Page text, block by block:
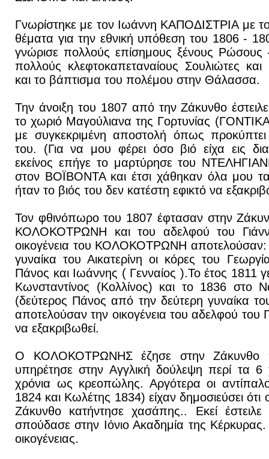
Γνωρίστηκε με τον Ιωάννη ΚΑΠΟΔΙΣΤΡΙΑ με
θέματα για την εθνική υπόθεση του 1806 -
γνώρισε πολλούς επίσημους ξένους Ρώσους
πολλούς κλεφτοκαπεταναίους Σουλιώτες
και το βάπτισμα του πολέμου στην Θάλασσα.
Την άνοιξη του 1807 από την Ζάκυνθο
το χωριό Μαγούλιανα της Γορτυνίας
με συγκεκριμένη αποστολή όπως
του. (Για να μου φέρει όσο βιό είχα εις
εκείνος επήγε το μαρτύρησε του
στον ΒΟΪΒΟΝΤΑ και έτσι χάθηκαν όλα μου
ήταν το βιός του δεν κατέστη εφικτό να
Τον φθινόπωρο του 1807 έφτασαν στην
ΚΟΛΟΚΟΤΡΩΝΗ και του αδελφού του
οικογένεια του ΚΟΛΟΚΟΤΡΩΝΗ
γυναίκα του Αικατερίνη οι κόρες του
Πάνος και Ιωάννης ( Γενναίος ).Το έτος 1811
Κωνσταντίνος (Κολλίνος) και το 1836 στο
(δεύτερος Πάνος από την δεύτερη γυναίκα
αποτελούσαν την οικογένεια του αδελφού του
να εξακριβωθεί.
Ο ΚΟΛΟΚΟΤΡΩΝΗΣ έζησε στην Ζάκυνθο
υπηρέτησε στην Αγγλική δούλεψη περί τα 6
χρόνια ως κρεοπώλης. Αργότερα οι
1824 και Κωλέτης 1834) είχαν δημοσιεύσει
Ζάκυνθο κατήντησε χασάπης.. Εκεί
σπούδασε στην Ιόνιο Ακαδημία της
οικογένειας.